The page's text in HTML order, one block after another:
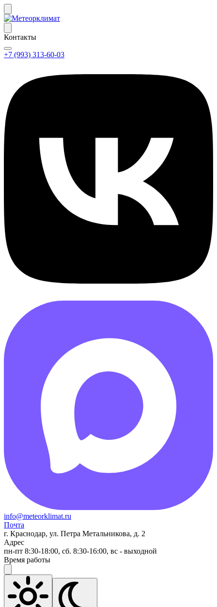
Контакты
+7 (993) 313-60-03
info@meteorklimat.ru
Почта
г. Краснодар, ул. Петра Метальникова, д. 2
Адрес
пн-пт 8:30-18:00, сб. 8:30-16:00, вс - выходной
Время работы